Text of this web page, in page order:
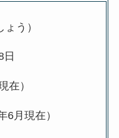
う）
在）
6月現在）